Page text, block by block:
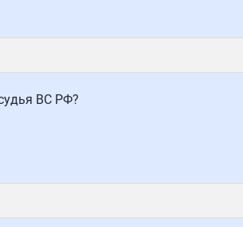
ВС РФ?